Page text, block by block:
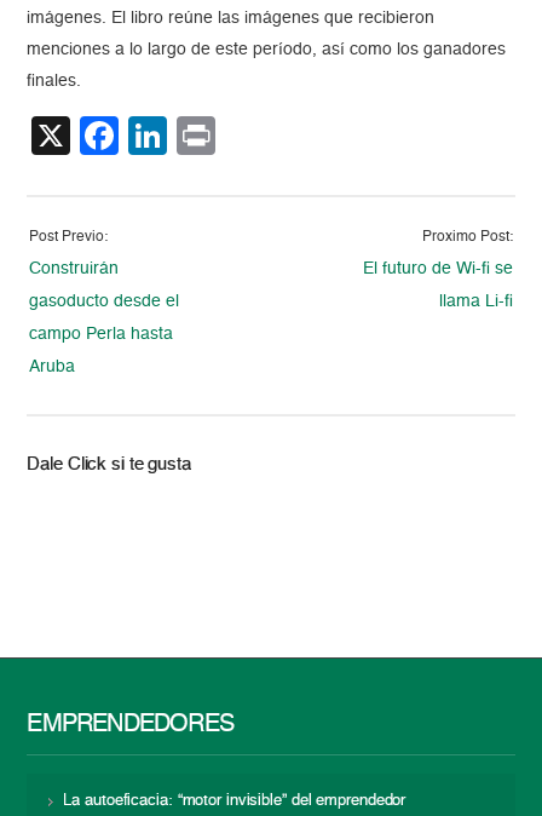
imágenes. El libro reúne las imágenes que recibieron
menciones a lo largo de este período, así como los ganadores
finales.
X Facebook
LinkedIn
Post Previo:
Construirán
gasoducto desde el
campo Perla hasta
Aruba
Proximo Post:
El futuro de Wi-fi se
llama Li-fi
Dale Click si te gusta
EMPRENDEDORES
La autoeficacia: “motor invisible” del emprendedor